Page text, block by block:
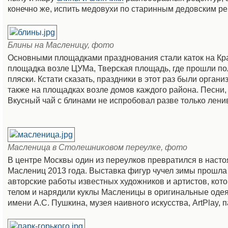
конечно же, испить медовухи по старинным дедовским
Блины на Масленицу, фото
Основными площадками празднования стали каток на
площадка возле ЦУМа, Тверская площадь, где прошли
пляски. Кстати сказать, праздники в этот раз были
также на площадках возле домов каждого района.
Вкусный чай с блинами не испробовал разве только
Масленица в Столешниковом переулке, фото
В центре Москвы один из переулков превратился в
Маслениц 2013 года. Выставка фигур чучел зимы
авторские работы известных художников и артистов,
телом и нарядили куклы Масленицы в оригинальные
имени А.С. Пушкина, музея наивного искусства, ArtPlay,